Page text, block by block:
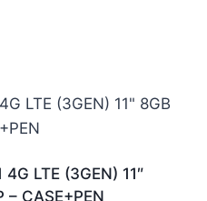
4G LTE (3GEN) 11″
– CASE+PEN